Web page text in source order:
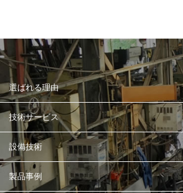
選ばれる理由
技術サービス
設備技術
製品事例